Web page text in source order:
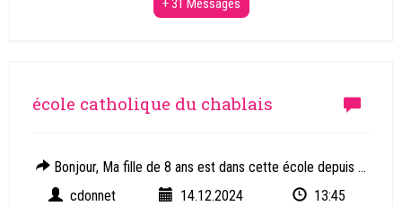
+ 31 Messages
école catholique du chablais
Bonjour, Ma fille de 8 ans est dans cette école depuis ...
cdonnet
14.12.2024 13:45